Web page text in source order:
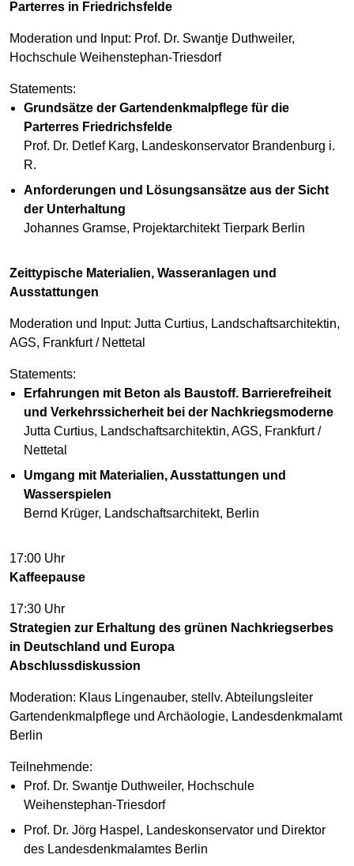
Parterres in Friedrichsfelde
Moderation und Input: Prof. Dr. Swantje Duthweiler,
Hochschule Weihenstephan-Triesdorf
Statements:
Grundsätze der Gartendenkmalpflege für die
Parterres Friedrichsfelde
Prof. Dr. Detlef Karg, Landeskonservator Brandenburg i.
R.
Anforderungen und Lösungsansätze aus der Sicht
der Unterhaltung
Johannes Gramse, Projektarchitekt Tierpark Berlin
Zeittypische Materialien, Wasseranlagen und
Ausstattungen
Moderation und Input: Jutta Curtius, Landschaftsarchitektin,
AGS, Frankfurt / Nettetal
Statements:
Erfahrungen mit Beton als Baustoff. Barrierefreiheit
und Verkehrssicherheit bei der Nachkriegsmoderne
Jutta Curtius, Landschaftsarchitektin, AGS, Frankfurt /
Nettetal
Umgang mit Materialien, Ausstattungen und
Wasserspielen
Bernd Krüger, Landschaftsarchitekt, Berlin
17:00 Uhr
Kaffeepause
17:30 Uhr
Strategien zur Erhaltung des grünen Nachkriegserbes
in Deutschland und Europa
Abschlussdiskussion
Moderation: Klaus Lingenauber, stellv. Abteilungsleiter
Gartendenkmalpflege und Archäologie, Landesdenkmalamt
Berlin
Teilnehmende:
Prof. Dr. Swantje Duthweiler, Hochschule
Weihenstephan-Triesdorf
Prof. Dr. Jörg Haspel, Landeskonservator und Direktor
des Landesdenkmalamtes Berlin